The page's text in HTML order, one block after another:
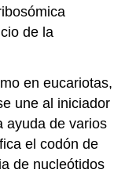
de la
en eucariotas,
une al iniciador
ayuda de varios
el codón de
de nucleótidos